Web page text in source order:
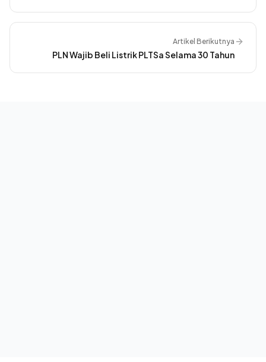
Artikel Berikutnya
PLN Wajib Beli Listrik PLTSa Selama 30 Tahun